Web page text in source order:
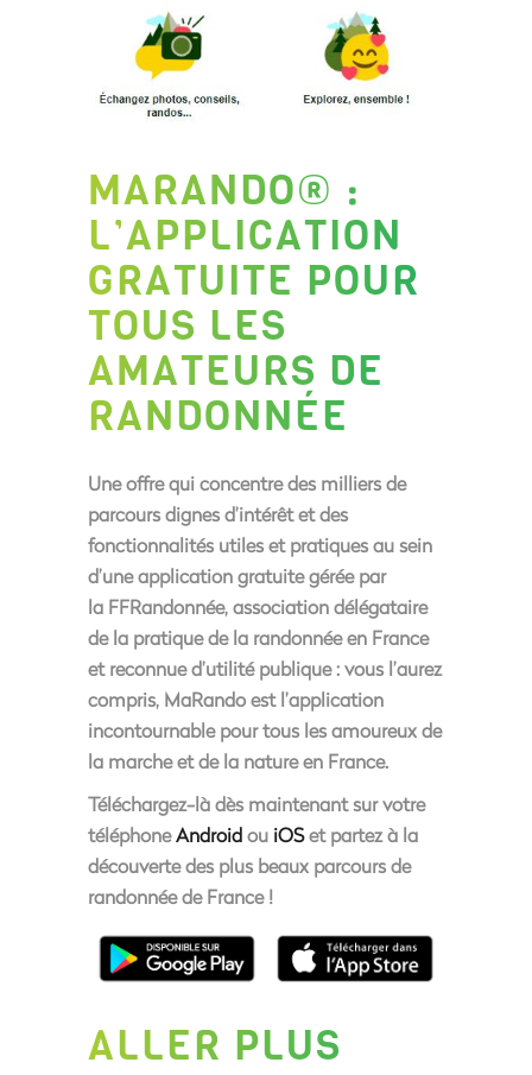
MARANDO® :
L’APPLICATION
GRATUITE POUR
TOUS LES
AMATEURS DE
RANDONNÉE
Une offre qui concentre des milliers de
parcours dignes d’intérêt et des
fonctionnalités utiles et pratiques au sein
d’uneapplication gratuitegérée par
la FFRandonnée, association délégataire
de la pratique de la randonnée en France
et reconnue d’utilité publique : vous l’aurez
compris, MaRando est l’application
incontournable pour tous les amoureux de
la marche et de la nature en France.
Téléchargez-là dès maintenant sur votre
téléphoneAndroidou iOSet partez à la
découverte des plus beaux parcours de
randonnée de France !
ALLER PLUS